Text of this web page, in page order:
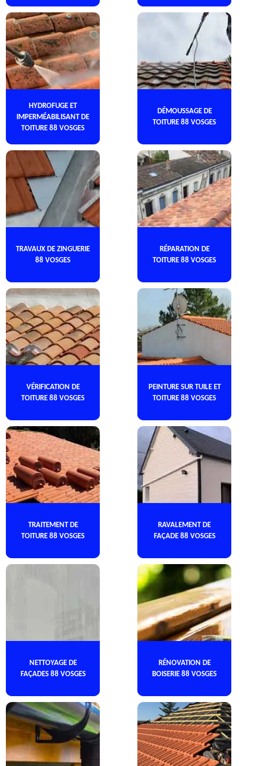
HYDROFUGE ET
IMPERMÉABILISANT DE
TOITURE 88 VOSGES
DÉMOUSSAGE DE
TOITURE 88 VOSGES
TRAVAUX DE ZINGUERIE
88 VOSGES
RÉPARATION DE
TOITURE 88 VOSGES
VÉRIFICATION DE
TOITURE 88 VOSGES
PEINTURE SUR TUILE ET
TOITURE 88 VOSGES
TRAITEMENT DE
TOITURE 88 VOSGES
RAVALEMENT DE
FAÇADE 88 VOSGES
NETTOYAGE DE
FAÇADES 88 VOSGES
RÉNOVATION DE
BOISERIE 88 VOSGES